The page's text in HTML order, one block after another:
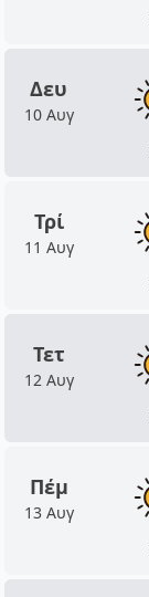
Δευ
10 Αυγ
Τρί
11 Αυγ
Τετ
12 Αυγ
Πέμ
13 Αυγ